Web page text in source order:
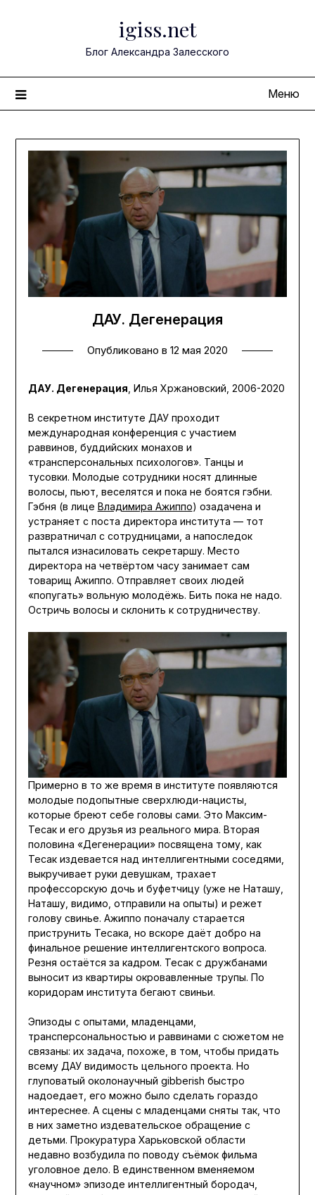
igiss.net
Блог Александра Залесского
Меню
ДАУ. Дегенерация
Опубликовано в 12 мая 2020
ДАУ. Дегенерация , Илья Хржановский, 2006-2020
В секретном институте ДАУ проходит
международная конференция с участием
раввинов, буддийских монахов и
«трансперсональных психологов». Танцы и
тусовки. Молодые сотрудники носят длинные
волосы, пьют, веселятся и пока не боятся гэбни.
Гэбня (в лице Владимира Ажиппо) озадачена и
устраняет с поста директора института — тот
развратничал с сотрудницами, а напоследок
пытался изнасиловать секретаршу. Место
директора на четвёртом часу занимает сам
товарищ Ажиппо. Отправляет своих людей
«попугать» вольную молодёжь. Бить пока не надо.
Остричь волосы и склонить к сотрудничеству.
Примерно в то же время в институте появляются
молодые подопытные сверхлюди-нацисты,
которые бреют себе головы сами. Это Максим-
Тесак и его друзья из реального мира. Вторая
половина «Дегенерации» посвящена тому, как
Тесак издевается над интеллигентными соседями,
выкручивает руки девушкам, трахает
профессорскую дочь и буфетчицу (уже не Наташу,
Наташу, видимо, отправили на опыты) и режет
голову свинье. Ажиппо поначалу старается
приструнить Тесака, но вскоре даёт добро на
финальное решение интеллигентского вопроса.
Резня остаётся за кадром. Тесак с дружбанами
выносит из квартиры окровавленные трупы. По
коридорам института бегают свиньи.
Эпизоды с опытами, младенцами,
трансперсональностью и раввинами с сюжетом не
связаны: их задача, похоже, в том, чтобы придать
всему ДАУ видимость цельного проекта. Но
глуповатый околонаучный gibberish быстро
надоедает, его можно было сделать гораздо
интереснее. А сцены с младенцами сняты так, что
в них заметно издевательское обращение с
детьми. Прокуратура Харьковской области
недавно возбудила по поводу съёмок фильма
уголовное дело. В единственном вменяемом
«научном» эпизоде интеллигентный бородач,